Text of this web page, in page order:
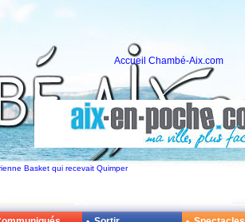
Basket qui recevait Quimper
Accueil Chambé-Aix.com